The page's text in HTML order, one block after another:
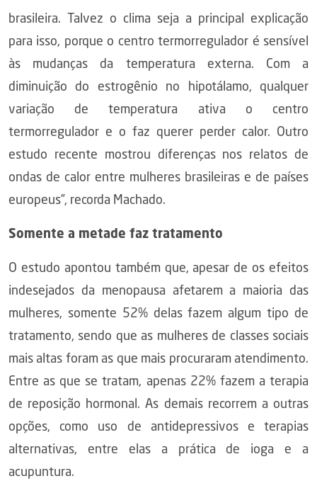
brasileira. Talvez o clima seja a principal explicação
para isso, porque o centro termorregulador é sensível
às mudanças da temperatura externa. Com a
diminuição do estrogênio no hipotálamo, qualquer
variação de temperatura ativa o centro
termorregulador e o faz querer perder calor. Outro
estudo recente mostrou diferenças nos relatos de
ondas de calor entre mulheres brasileiras e de países
europeus”, recorda Machado.
Somente a metade faz tratamento
O estudo apontou também que, apesar de os efeitos
indesejados da menopausa afetarem a maioria das
mulheres, somente 52% delas fazem algum tipo de
tratamento, sendo que as mulheres de classes sociais
mais altas foram as que mais procuraram atendimento.
Entre as que se tratam, apenas 22% fazem a terapia
de reposição hormonal. As demais recorrem a outras
opções, como uso de antidepressivos e terapias
alternativas, entre elas a prática de ioga e a
acupuntura.